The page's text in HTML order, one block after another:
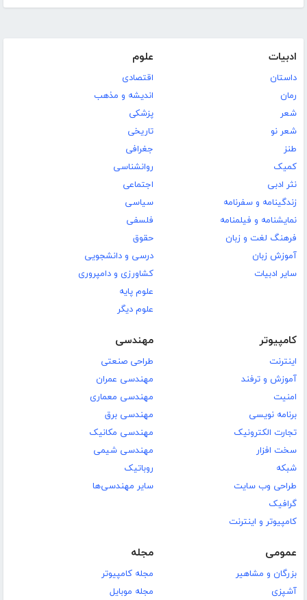
ادبیات
داستان
رمان
شعر
شعر نو
طنز
کمیک
نثر ادبی
زندگینامه و سفرنامه
نمایشنامه و فیلمنامه
فرهنگ لغت و زبان
آموزش زبان
سایر ادبیات
علوم
اقتصادی
اندیشه و مذهب
پزشکی
تاریخی
جغرافی
روانشناسی
اجتماعی
سیاسی
فلسفی
حقوق
درسی و دانشجویی
کشاورزی و دامپروری
علوم پایه
علوم دیگر
کامپیوتر
اینترنت
آموزش و ترفند
امنیت
برنامه نویسی
تجارت الکترونیک
سخت افزار
شبکه
طراحی وب سایت
گرافیک
کامپیوتر و اینترنت
مهندسی
طراحی صنعتی
مهندسی عمران
مهندسی معماری
مهندسی برق
مهندسی مکانیک
مهندسی شیمی
روباتیک
سایر مهندسی‌ها
عمومی
بزرگان و مشاهیر
آشپزی
مجله
مجله کامپیوتر
مجله موبایل